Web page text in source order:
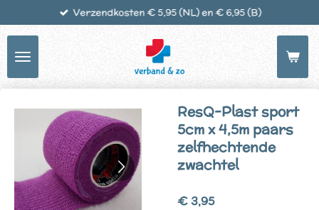
de
hoofdinhoud
Verzendkosten € 5,95 (NL) en € 6,95 (B)
ResQ-Plast sport
5cm x 4,5m paars
zelfhechtende
zwachtel
€ 3,95